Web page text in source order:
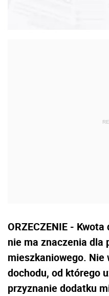
ORZECZENIE -
nie ma znaczenia dla
mieszkaniowego.
dochodu, od którego
przyznanie dodatku